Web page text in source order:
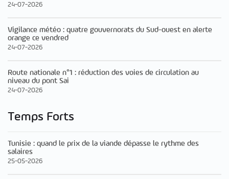
24-07-2026
Vigilance météo : quatre gouvernorats du Sud-ouest en alerte
orange ce vendred
24-07-2026
Route nationale n°1 : réduction des voies de circulation au
niveau du pont Sai
24-07-2026
Temps Forts
Tunisie : quand le prix de la viande dépasse le rythme des
salaires
25-05-2026